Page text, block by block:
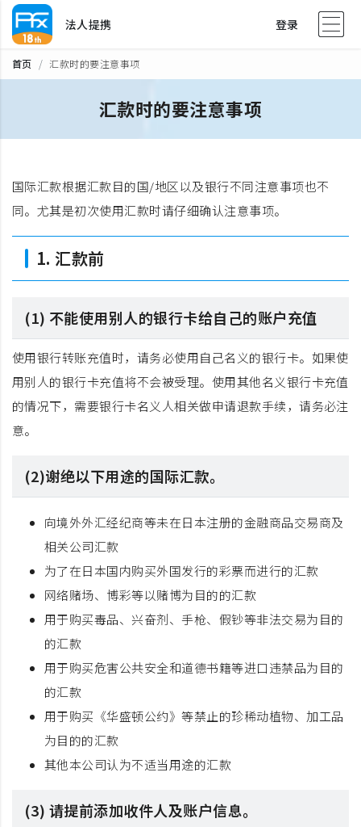
法人提携 登录
首页 汇款时的要注意事项
汇款时的要注意事项
国际汇款根据汇款目的国/地区以及银行不同注意事项也不
同。尤其是初次使用汇款时请仔细确认注意事项。
1. 汇款前
(1) 不能使用别人的银行卡给自己的账户充值
使用银行转账充值时，请务必使用自己名义的银行卡。如果使
用别人的银行卡充值将不会被受理。使用其他名义银行卡充值
的情况下，需要银行卡名义人相关做申请退款手续，请务必注
意。
(2)谢绝以下用途的国际汇款。
向境外外汇经纪商等未在日本注册的金融商品交易商及
相关公司汇款
为了在日本国内购买外国发行的彩票而进行的汇款
网络赌场、博彩等以赌博为目的的汇款
用于购买毒品、兴奋剂、手枪、假钞等非法交易为目的
的汇款
用于购买危害公共安全和道德书籍等进口违禁品为目的
的汇款
用于购买《华盛顿公约》等禁止的珍稀动植物、加工品
为目的的汇款
其他本公司认为不适当用途的汇款
(3) 请提前添加收件人及账户信息。